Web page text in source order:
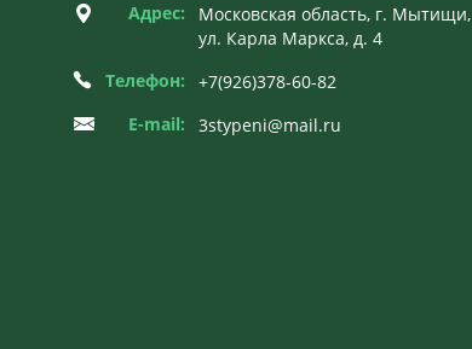
Адрес:
Московская область, г. Мытищи,
ул. Карла Маркса, д. 4
Телефон:
+7(926)378-60-82
E-mail:
3stypeni@mail.ru